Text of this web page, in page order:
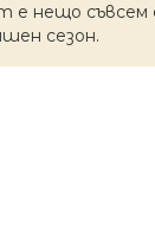
е нещо
сезон.